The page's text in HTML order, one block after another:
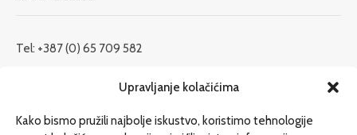
Upravljanje kolačićima
Kako bismo pružili najbolje iskustvo, koristimo tehnologije
Tel: +387 (0) 65 709 582
redakcija@etrafika.net